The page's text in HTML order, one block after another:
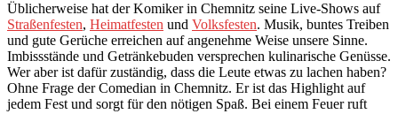
Üblicherweise hat der Komiker in Chemnitz seine Live-Shows auf
Straßenfesten, Heimatfesten und Volksfesten. Musik, buntes Treiben
und gute Gerüche erreichen auf angenehme Weise unsere Sinne.
Imbissstände und Getränkebuden versprechen kulinarische Genüsse.
Wer aber ist dafür zuständig, dass die Leute etwas zu lachen haben?
Ohne Frage der Comedian in Chemnitz. Er ist das Highlight auf
jedem Fest und sorgt für den nötigen Spaß. Bei einem Feuer ruft